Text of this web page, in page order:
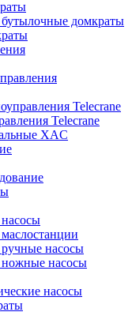
бутылочные домкраты
Telecrane
Telecrane
XAC
насосы
ножные насосы
насосы